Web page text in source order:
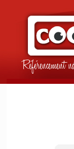
Référencement